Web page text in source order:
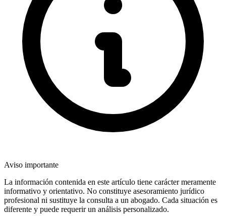
Aviso importante
La información contenida en este artículo tiene carácter meramente
informativo y orientativo. No constituye asesoramiento jurídico
profesional ni sustituye la consulta a un abogado. Cada situación es
diferente y puede requerir un análisis personalizado.